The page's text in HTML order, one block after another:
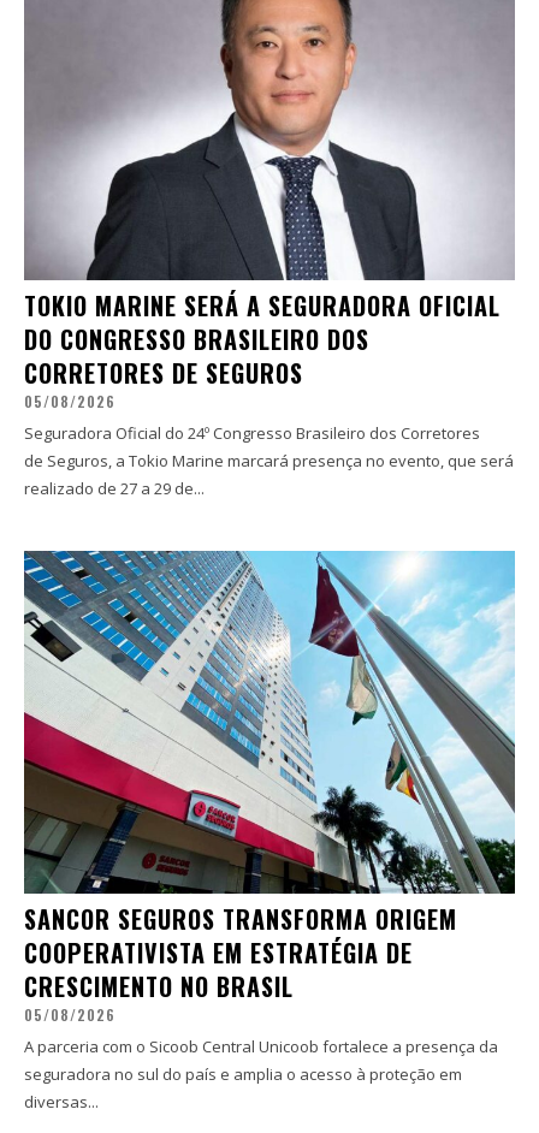
TOKIO MARINE SERÁ A SEGURADORA OFICIAL
DO CONGRESSO BRASILEIRO DOS
CORRETORES DE SEGUROS
05/08/2026
Seguradora Oficial do 24º Congresso Brasileiro dos Corretores
de Seguros, a Tokio Marine marcará presença no evento, que será
realizado de 27 a 29 de...
SANCOR SEGUROS TRANSFORMA ORIGEM
COOPERATIVISTA EM ESTRATÉGIA DE
CRESCIMENTO NO BRASIL
05/08/2026
A parceria com o Sicoob Central Unicoob fortalece a presença da
seguradora no sul do país e amplia o acesso à proteção em
diversas...